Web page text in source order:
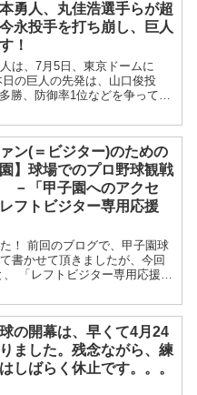
勇人、丸佳浩選手らが超
永投手を打ち崩し、巨人
！
は、7月5日、東京ドームに
の巨人の先発は、山口俊投
勝、防御率1位などを争ってい
ン(＝ビジター)のための
園】球場でのプロ野球観戦
－「甲子園へのアクセ
フトビジター専用応援
！ 前回のブログで、甲子園球
書かせて頂きましたが、今回
「レフトビジター専用応援
の開幕は、早くて4月24
ました。残念ながら、練
しばらく休止です。。。